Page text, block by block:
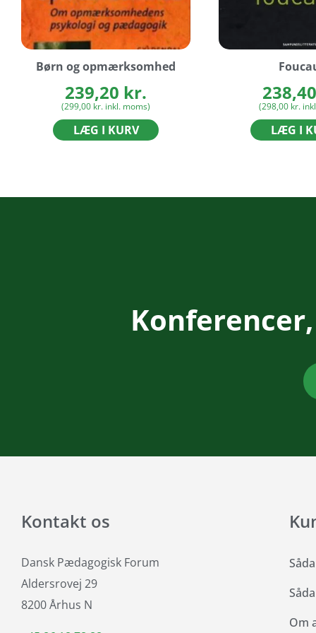
Børn og opmærksomhed
239,20 kr.
(299,00 kr. inkl. moms)
LÆG I KURV
(298,00 kr.
LÆG I
Kontakt os
Dansk Pædagogisk Forum
Aldersrovej 29
8200 Århus N
Om